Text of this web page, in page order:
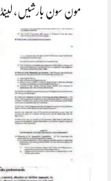
مون سون بارشیں، لینڈ